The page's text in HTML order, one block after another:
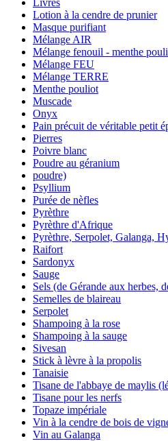
Lotion à la cendre de prunier
Masque purifiant
Mélange AIR
Mélange fenouil - menthe
Mélange FEU
Mélange TERRE
Menthe pouliot
Muscade
Onyx
Pain précuit de véritable petit
Pierres
Poivre blanc
Poudre au géranium
poudre)
Psyllium
Purée de nèfles
Pyrèthre
Pyrèthre d'Afrique
Pyrèthre, Serpolet, Galanga,
Raifort
Sardonyx
Sauge
Sels (de Gérande aux herbes,
Semelles de blaireau
Serpolet
Shampoing à la rose
Shampoing à la sauge
Sivesan
Stick à lèvre à la propolis
Tanaisie
Tisane de l'abbaye de maylis
Tisane pour les nerfs
Topaze impériale
Vin à la cendre de bois de
Vin au Galanga